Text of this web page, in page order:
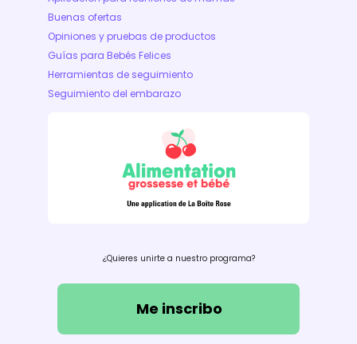
Buenas ofertas
Opiniones y pruebas de productos
Guías para Bebés Felices
Herramientas de seguimiento
Seguimiento del embarazo
¿Quieres unirte a nuestro programa?
Me inscribo